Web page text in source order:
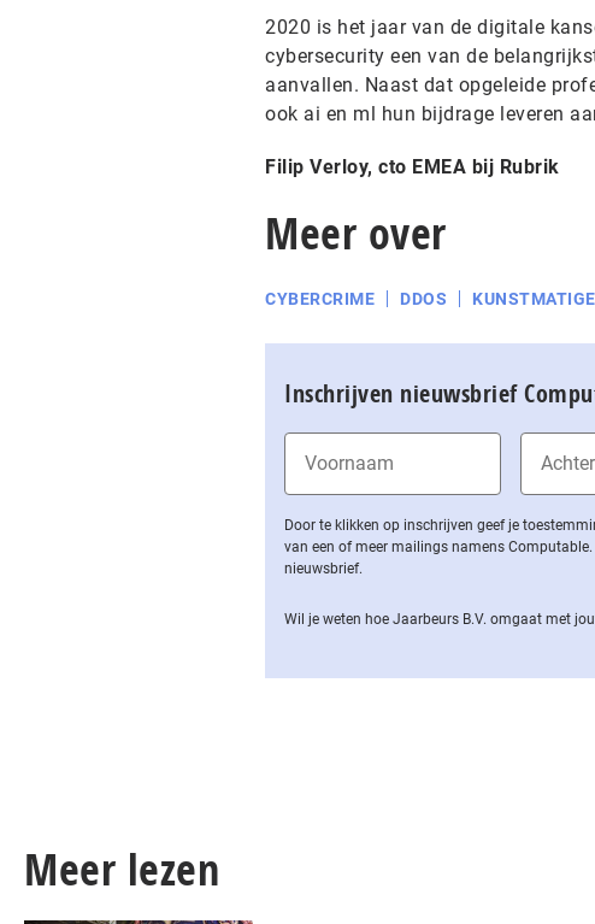
2020 is het jaar van de digitale
cybersecurity een van de
aanvallen. Naast dat opgeleide
ook ai en ml hun bijdrage leveren
Filip Verloy, cto EMEA bij Rubrik
Meer over
CYBERCRIME DDOS
Inschrijven nieuwsbrief
Door te klikken op inschrijven geef je
van een of meer mailings namens
nieuwsbrief.
Wil je weten hoe Jaarbeurs B.V. omgaat met
Meer lezen